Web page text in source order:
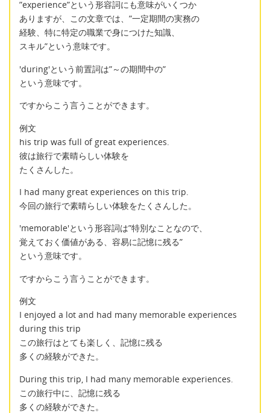
”experience”という形容詞にも意味がいくつか
ありますが、この文章では、”一定期間の実務の
経験、特に特定の職業で身につけた知識、
スキル”という意味です。
'during'という前置詞は”～の期間中の”
という意味です。
ですからこう言うことができます。
例文
his trip was full of great experiences.
彼は旅行で素晴らしい体験を
たくさんした。
I had many great experiences on this trip.
今回の旅行で素晴らしい体験をたくさんした。
'memorable'という形容詞は”特別なことなので、
覚えておく価値がある、容易に記憶に残る”
という意味です。
ですからこう言うことができます。
例文
I enjoyed a lot and had many memorable experiences
during this trip
この旅行はとても楽しく、記憶に残る
多くの経験ができた。
During this trip, I had many memorable experiences.
この旅行中に、記憶に残る
多くの経験ができた。